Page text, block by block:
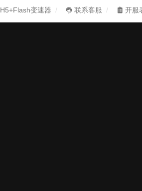
H5+Flash变速器 联系客服 开服